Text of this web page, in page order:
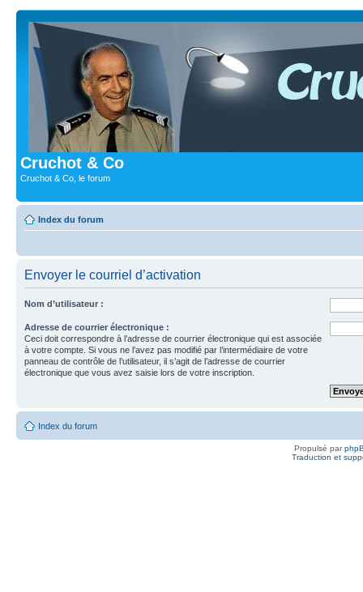
Cruchot & Co
Cruchot & Co, le forum
Index du forum
Envoyer le courriel d’activation
Nom d’utilisateur :
Adresse de courrier électronique :
Ceci doit correspondre à l’adresse de courrier électronique qui est associée
à votre compte. Si vous ne l’avez pas modifié par l’intermédiaire de votre
panneau de contrôle de l’utilisateur, il s’agit de l’adresse de courrier
électronique que vous avez saisie lors de votre inscription.
Index du forum
Propulsé par
Traduction et